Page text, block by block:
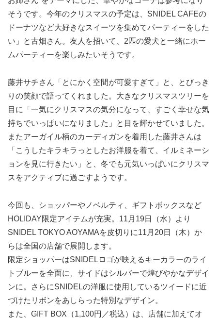
そうです。今年のクリスマスの予定は、SNIDEL CAFEの
ドーナツなど大好きなスイーツを集めてパーティーをした
い」と古畑さん。友人を招いて、2匹の愛犬と一緒にホー
ムパーティーを楽しみたいそうです。
藤井サチさん「とにかく空間が可愛すぎて」と、とびっき
りの笑顔で語ってくれました。大きなクリスマスツリーを
目に「一気にクリスマスの気分になって、すごく幸せな気
持ちでいっぱいになりました」と目を輝かせていました。
またアーガイル柄のカーディガンを着用した藤井さんは
「こうしたキラキラっとしたお洋服を着て、イルミネーシ
ョンを見に行きたい」と、冬でも元気いっぱいにクリスマ
スをアクティブに過ごすようです。
今回も、ショッパーやノベルティ、ギフトボックスなど
HOLIDAY限定アイテムが充実。11月19日（水）より
SNIDEL TOKYO AOYAMAを皮切りに11月20日（木）か
らは全国の店舗で展開します。
限定ショッパーはSNIDELロゴが映えるキーカラーのライ
トブルーを全面に、サイドはシルバーで煌びやかなデザイ
ンに。さらにSNIDELの洋服に使用しているツイードに近
づけたリボンをあしらった特別なデザイン。
また、GIFT BOX（1,100円／税込）は、店舗に加えてオ